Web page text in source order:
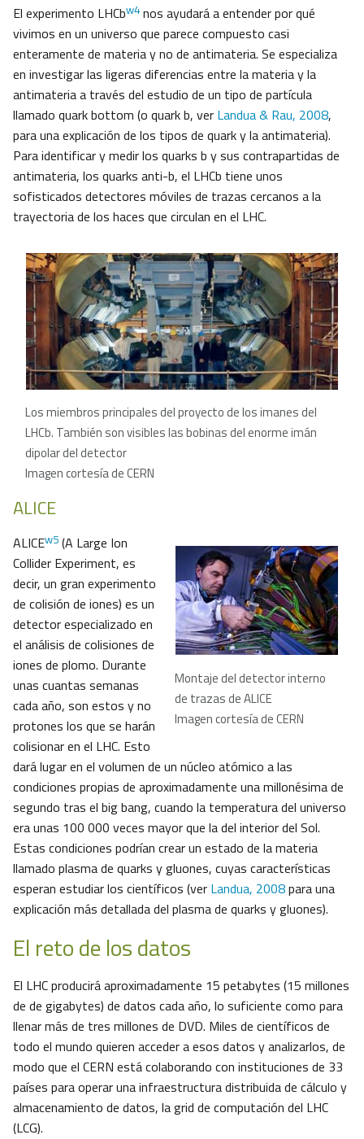
El experimento LHCbw4 nos ayudará a entender por qué
vivimos en un universo que parece compuesto casi
enteramente de materia y no de antimateria. Se especializa
en investigar las ligeras diferencias entre la materia y la
antimateria a través del estudio de un tipo de partícula
llamado quark bottom (o quark b, ver Landua & Rau, 2008,
para una explicación de los tipos de quark y la antimateria).
Para identificar y medir los quarks b y sus contrapartidas de
antimateria, los quarks anti-b, el LHCb tiene unos
sofisticados detectores móviles de trazas cercanos a la
trayectoria de los haces que circulan en el LHC.
Los miembros principales del proyecto de los imanes del
LHCb. También son visibles las bobinas del enorme imán
dipolar del detector
Imagen cortesía de CERN
ALICE
Montaje del detector interno
de trazas de ALICE
Imagen cortesía de CERN
ALICEw5 (A Large Ion
Collider Experiment, es
decir, un gran experimento
de colisión de iones) es un
detector especializado en
el análisis de colisiones de
iones de plomo. Durante
unas cuantas semanas
cada año, son estos y no
protones los que se harán
colisionar en el LHC. Esto
dará lugar en el volumen de un núcleo atómico a las
condiciones propias de aproximadamente una millonésima de
segundo tras el big bang, cuando la temperatura del universo
era unas 100 000 veces mayor que la del interior del Sol.
Estas condiciones podrían crear un estado de la materia
llamado plasma de quarks y gluones, cuyas características
esperan estudiar los científicos (ver Landua, 2008para una
explicación más detallada del plasma de quarks y gluones).
El reto de los datos
El LHC producirá aproximadamente 15 petabytes (15 millones
de de gigabytes) de datos cada año, lo suficiente como para
llenar más de tres millones de DVD. Miles de científicos de
todo el mundo quieren acceder a esos datos y analizarlos, de
modo que el CERN está colaborando con instituciones de 33
países para operar una infraestructura distribuida de cálculo y
almacenamiento de datos, la grid de computación del LHC
(LCG).